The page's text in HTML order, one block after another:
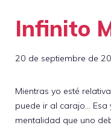
Infinito
20 de septiembre de
Mientras yo esté
puede ir al carajo… Esa
mentalidad que uno